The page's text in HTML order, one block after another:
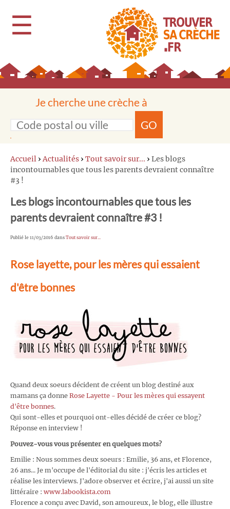
☰
Je cherche une crèche à
GO
Accueil ›Actualités › Tout savoir sur... › Les blogs
incontournables que tous les parents devraient connaître
#3 !
Les blogs incontournables que tous les
parents devraient connaître #3 !
Publié le 11/03/2016 dans Tout savoir sur...
Rose layette, pour les mères qui essaient
d'être bonnes
Quand deux soeurs décident de créent un blog destiné aux
mamans ça donne Rose Layette - Pour les mères qui essayent
d'être bonnes.
Qui sont-elles et pourquoi ont-elles décidé de créer ce blog?
Réponse en interview !
Pouvez-vous vous présenter en quelques mots?
Emilie : Nous sommes deux soeurs : Emilie, 36 ans, et Florence,
26 ans... Je m'occupe de l'éditorial du site : j'écris les articles et
réalise les interviews. J'adore observer et écrire, j'ai aussi un site
littéraire : www.labookista.com
Florence a conçu avec David, son amoureux, le blog, elle illustre